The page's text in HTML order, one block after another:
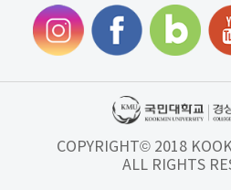
COPYRIGHT© 2018
ALL RIGHTS